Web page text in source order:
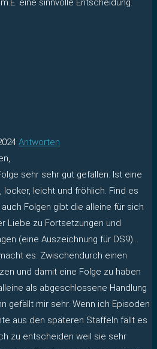
eine sinnvolle Entscheidung.
Antworten
sehr sehr gut gefallen. Ist eine
locker, leicht und fröhlich. Find es
Folgen gibt die alleine für sich
Liebe zu Fortsetzungen und
(eine Auszeichnung für DS9)…
es. Zwischendurch einen
und damit eine Folge zu haben
als abgeschlossene Handlung
gefällt mir sehr. Wenn ich Episoden
aus den späteren Staffeln fällt es
zu entscheiden weil sie sehr